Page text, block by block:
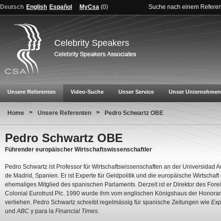
Deutsch English Español MyCsa (0) Suche nach einem
Celebrity Speakers
Unsere Referenten Video-Suche Unser Service Unser Unternehmen
Home > Unsere Referenten > Pedro Schwartz OBE
Pedro Schwartz OBE
Führender europäischer Wirtschaftswissenschaftler
Pedro Schwartz ist Professor für Wirtschaftswissenschaften an der Universidad
de Madrid, Spanien. Er ist Experte für Geldpolitik und die europäische Wirtschaft
ehemaliges Mitglied des spanischen Parlaments. Derzeit ist er Direktor des
Colonial Eurotrust Plc. 1990 wurde ihm vom englischen Königshaus der
verliehen. Pedro Schwartz schreibt regelmässig für spanische Zeitungen wie
undABC y para la Financial Times.